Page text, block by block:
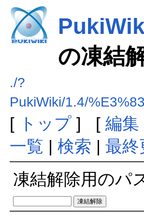
の凍結
./?
PukiWiki/1.4/
[ トップ] [ 編集
一覧 | 検索 | 最終
凍結解除用のパ